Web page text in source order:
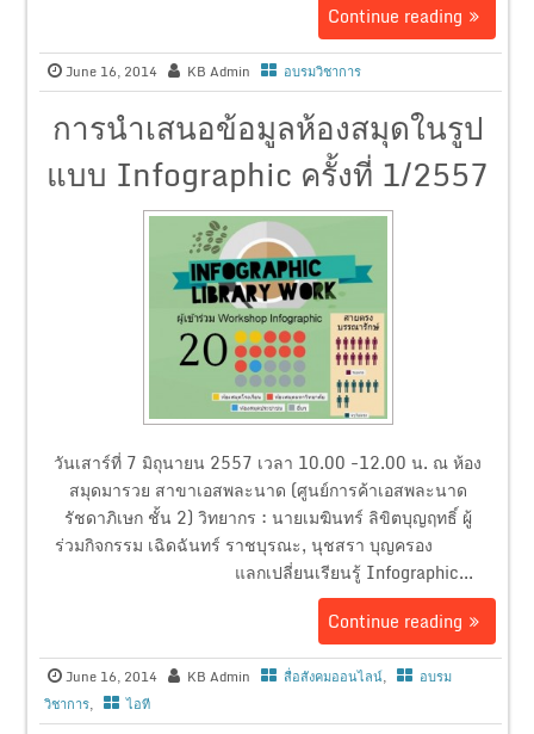
Continue reading
June 16, 2014 KB Admin อบรมวิชาการ
การนำเสนอข้อมูลห้องสมุดในรูป
แบบ Infographic ครั้งที่ 1/2557
วันเสาร์ที่ 7 มิถุนายน 2557 เวลา 10.00 -12.00 น. ณ ห้อง
สมุดมารวย สาขาเอสพละนาด (ศูนย์การค้าเอสพละนาด
รัชดาภิเษก ชั้น 2) วิทยากร : นายเมฆินทร์ ลิขิตบุญฤทธิ์ ผู้
ร่วมกิจกรรม เฉิดฉันทร์ ราชบุรณะ, นุชสรา บุญครอง
แลกเปลี่ยนเรียนรู้ Infographic...
Continue reading
June 16, 2014 KB Admin สื่อสังคมออนไลน์,
อบรม
วิชาการ, ไอที